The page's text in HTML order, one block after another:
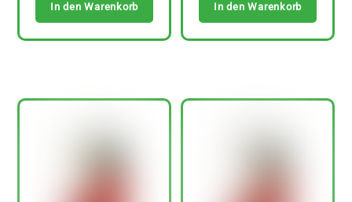
In den Warenkorb In den Warenkorb